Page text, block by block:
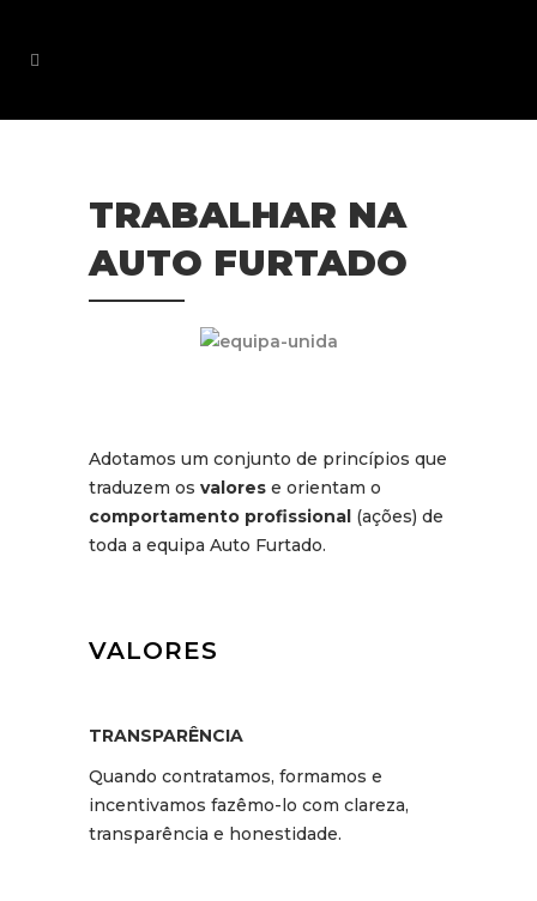
TRABALHAR NA
AUTO FURTADO
Adotamos um conjunto de princípios que
traduzem os valores e orientam o
comportamento profissional (ações) de
toda a equipa Auto Furtado.
VALORES
TRANSPARÊNCIA
Quando contratamos, formamos e
incentivamos fazêmo-lo com clareza,
transparência e honestidade.